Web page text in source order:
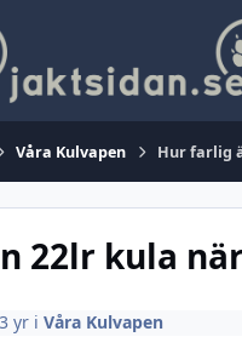
Våra Kulvapen Hur farlig
22lr kula
yri Våra Kulvapen